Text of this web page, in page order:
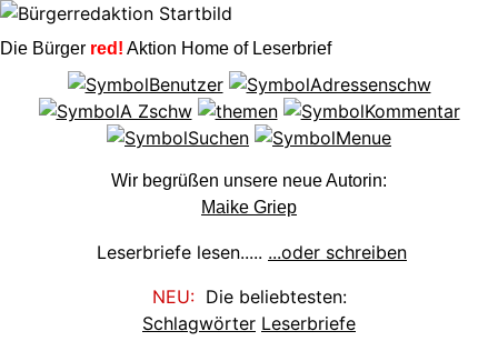
Die Bürger red! Aktion Home of Leserbrief
Wir begrüßen unsere neue Autorin:
Maike Griep
Leserbriefe lesen..... ...oder schreiben
NEU:Die beliebtesten:
Schlagwörter Leserbriefe